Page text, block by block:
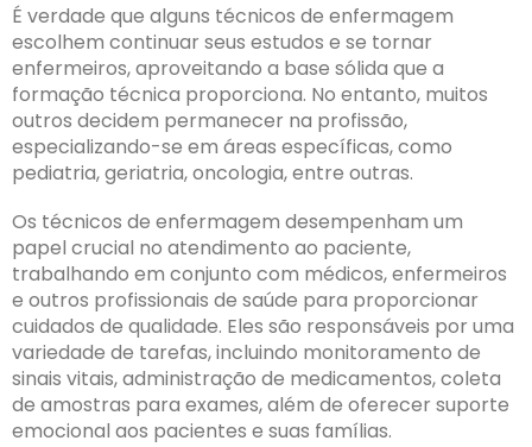
É verdade que alguns técnicos de enfermagem
escolhem continuar seus estudos e se tornar
enfermeiros, aproveitando a base sólida que a
formação técnica proporciona. No entanto, muitos
outros decidem permanecer na profissão,
especializando-se em áreas específicas, como
pediatria, geriatria, oncologia, entre outras.
Os técnicos de enfermagem desempenham um
papel crucial no atendimento ao paciente,
trabalhando em conjunto com médicos, enfermeiros
e outros profissionais de saúde para proporcionar
cuidados de qualidade. Eles são responsáveis por uma
variedade de tarefas, incluindo monitoramento de
sinais vitais, administração de medicamentos, coleta
de amostras para exames, além de oferecer suporte
emocional aos pacientes e suas famílias.